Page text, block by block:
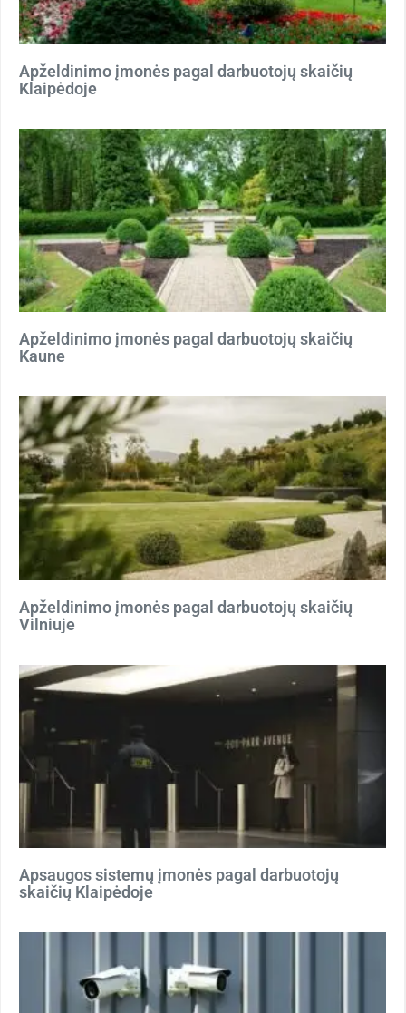
Apželdinimo įmonės pagal darbuotojų skaičių
Klaipėdoje
Apželdinimo įmonės pagal darbuotojų skaičių
Kaune
Apželdinimo įmonės pagal darbuotojų skaičių
Vilniuje
Apsaugos sistemų įmonės pagal darbuotojų
skaičių Klaipėdoje